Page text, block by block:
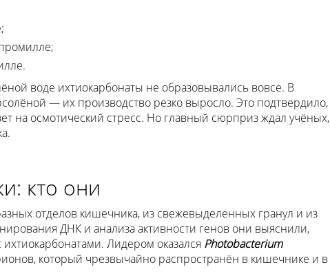
воде ихтиокарбонаты не образовывались вовсе. В
— их производство резко выросло. Это подтвердило,
на осмотический стресс. Но главный сюрприз ждал учёных,
кто они
отделов кишечника, из свежевыделенных гранул и из
ДНК и анализа активности генов они выяснили,
Лидером оказался Photobacterium
который чрезвычайно распространён в кишечнике и в